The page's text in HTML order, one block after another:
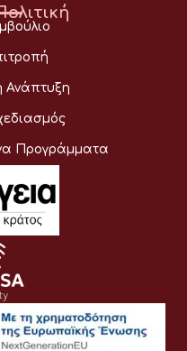
Ανάπτυξη
Προγράμματα